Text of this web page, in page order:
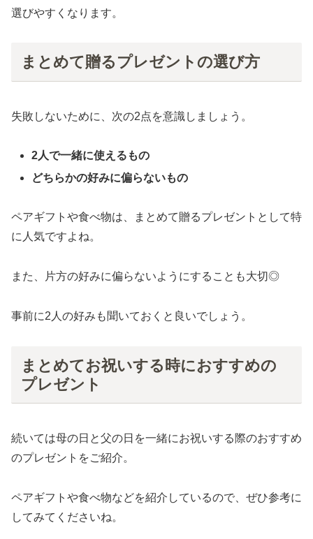
選びやすくなります。
まとめて贈るプレゼントの選び方
失敗しないために、次の2点を意識しましょう。
2人で一緒に使えるもの
どちらかの好みに偏らないもの
ペアギフトや食べ物は、まとめて贈るプレゼントとして特
に人気ですよね。
また、片方の好みに偏らないようにすることも大切◎
事前に2人の好みも聞いておくと良いでしょう。
まとめてお祝いする時におすすめの
プレゼント
続いては母の日と父の日を一緒にお祝いする際のおすすめ
のプレゼントをご紹介。
ペアギフトや食べ物などを紹介しているので、ぜひ参考に
してみてくださいね。